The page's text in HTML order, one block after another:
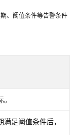
、阈值条件等告警条件
足阈值条件后，